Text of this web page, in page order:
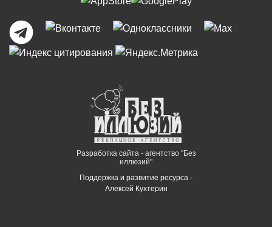
Разработка сайта - агентство "Без
иллюзий"
Поддержка и развитие ресурса -
Алексей Кухтерин